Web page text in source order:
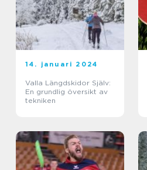
14. januari 2024
Valla Längdskidor Själv:
En grundlig översikt av
tekniken